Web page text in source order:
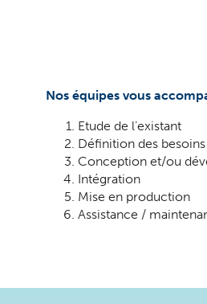
Nos équipes vous
Etude de l’existant
Définition des besoins
Conception et/ou
Intégration
Mise en production
Assistance /